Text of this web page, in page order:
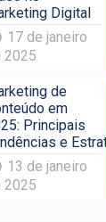
Digital
17 de janeiro
2025
de
em
Principais
e
13 de janeiro
2025